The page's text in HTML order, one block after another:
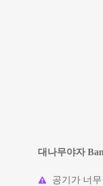
대나무야자
공기가 너